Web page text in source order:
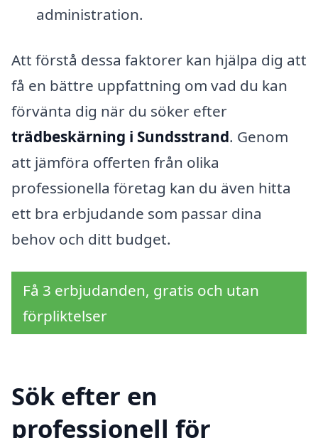
administration.
Att förstå dessa faktorer kan hjälpa dig att
få en bättre uppfattning om vad du kan
förvänta dig när du söker efter
trädbeskärning i Sundsstrand. Genom
att jämföra offerten från olika
professionella företag kan du även hitta
ett bra erbjudande som passar dina
behov och ditt budget.
Få 3 erbjudanden, gratis och utan
förpliktelser
Sök efter en
professionell för